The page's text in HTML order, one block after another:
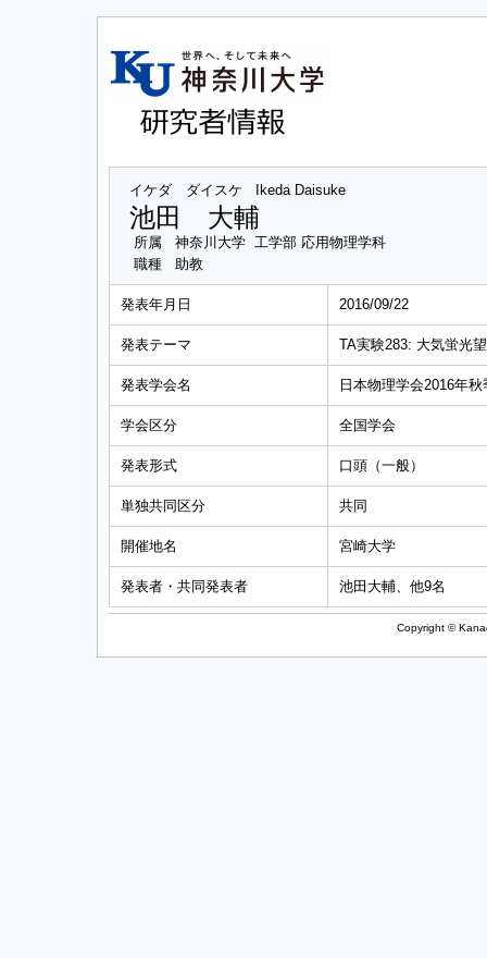
イケダ ダイスケ Ikeda Daisuke
池田 大輔
所属
神奈川大学 工学部 応用物理学科
職種
助教
発表年月日 2016/09/22
発表テーマ TA実験283: 大気蛍光
発表学会名 日本物理学会2016年秋
学会区分 全国学会
発表形式 口頭（一般）
単独共同区分 共同
開催地名 宮崎大学
発表者・共同発表者 池田大輔、他9名
Copyright ©